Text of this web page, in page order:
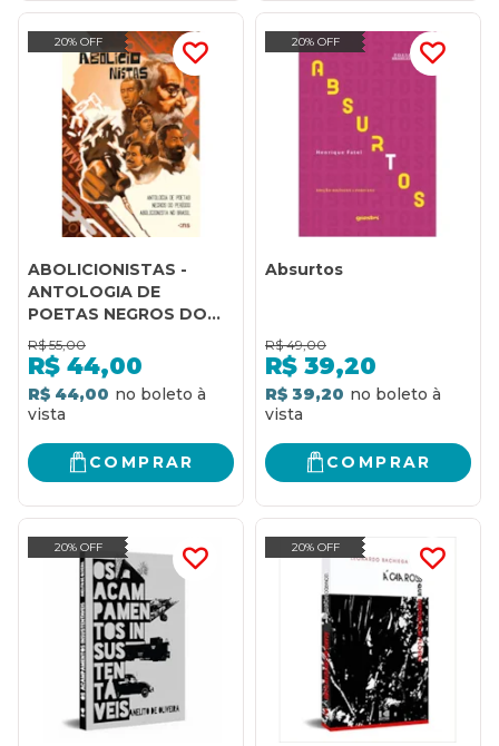
20% OFF
ABOLICIONISTAS -
ANTOLOGIA DE
POETAS NEGROS DO
PERÍODO
ABOLICIONISTA NO
BRASIL
R$ 55,00
R$ 44,00
R$ 44,00
COMPRAR
20% OFF
Absurtos
R$ 49,00
R$ 39,20
R$ 39,20
COMPRAR
20% OFF 20% OFF